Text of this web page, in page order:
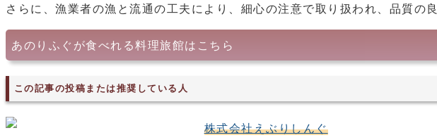
さらに、漁業者の漁と流通の工夫により、細心の注意で取り扱われ、品質の
あのりふぐが食べれる料理旅館はこちら
この記事の投稿または推奨している人
株式会社えぶりしんぐ